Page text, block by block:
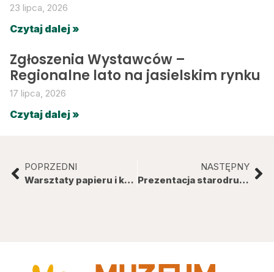
23 lipca, 2026
Czytaj dalej »
Zgłoszenia Wystawców –
Regionalne lato na jasielskim rynku
17 lipca, 2026
Czytaj dalej »
POPRZEDNI
Warsztaty papieru i kaligrafi
NASTĘPNY
Prezentacja starodruków po konserwacji